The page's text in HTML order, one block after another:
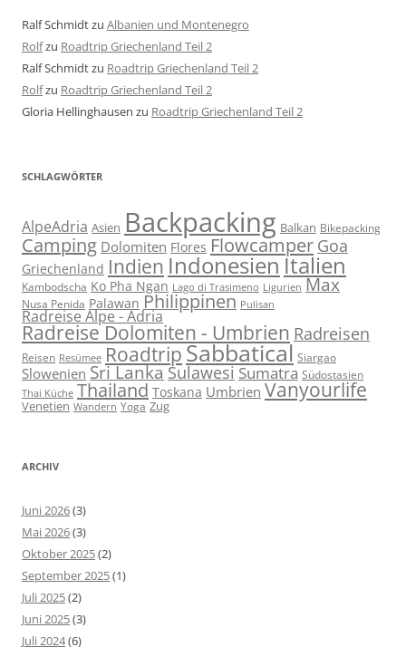
Ralf Schmidtzu Albanien und Montenegro
Rolfzu Roadtrip Griechenland Teil 2
Ralf Schmidtzu Roadtrip Griechenland Teil 2
Rolfzu Roadtrip Griechenland Teil 2
Gloria Hellinghausen zu Roadtrip Griechenland Teil 2
SCHLAGWÖRTER
AlpeAdria Asien Backpacking Balkan Bikepacking
Camping Dolomiten Flores Flowcamper Goa
Griechenland Indien IndonesienItalien
Kambodscha Ko Pha Ngan Lago di Trasimeno Ligurien Max
Nusa Penida Palawan Philippinen Pulisan
Radreise Alpe - Adria
Radreise Dolomiten - Umbrien Radreisen
Reisen Resümee RoadtripSabbatical Siargao
Slowenien Sri LankaSulawesi Sumatra Südostasien
Thai Küche Thailand Toskana Umbrien Vanyourlife
Venetien Wandern Yoga Zug
ARCHIV
Juni 2026(3)
Mai 2026(3)
Oktober 2025(2)
September 2025(1)
Juli 2025(2)
Juni 2025(3)
Juli 2024(6)